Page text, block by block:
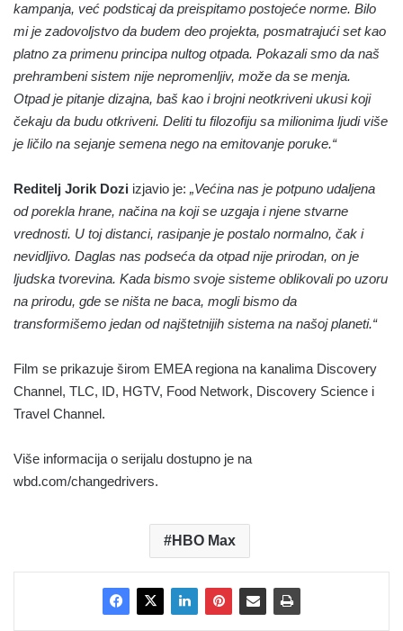
kampanja, već podsticaj da preispitamo postojeće norme. Bilo
mi je zadovoljstvo da budem deo projekta, posmatrajući set kao
platno za primenu principa nultog otpada. Pokazali smo da naš
prehrambeni sistem nije nepromenljiv, može da se menja.
Otpad je pitanje dizajna, baš kao i brojni neotkriveni ukusi koji
čekaju da budu otkriveni. Deliti tu filozofiju sa milionima ljudi više
je ličilo na sejanje semena nego na emitovanje poruke.“
Reditelj Jorik Dozi izjavio je: „Većina nas je potpuno udaljena
od porekla hrane, načina na koji se uzgaja i njene stvarne
vrednosti. U toj distanci, rasipanje je postalo normalno, čak i
nevidljivo. Daglas nas podseća da otpad nije prirodan, on je
ljudska tvorevina. Kada bismo svoje sisteme oblikovali po uzoru
na prirodu, gde se ništa ne baca, mogli bismo da
transformišemo jedan od najštetnijih sistema na našoj planeti.“
Film se prikazuje širom EMEA regiona na kanalima Discovery
Channel, TLC, ID, HGTV, Food Network, Discovery Science i
Travel Channel.
Više informacija o serijalu dostupno je na
wbd.com/changedrivers.
HBO Max